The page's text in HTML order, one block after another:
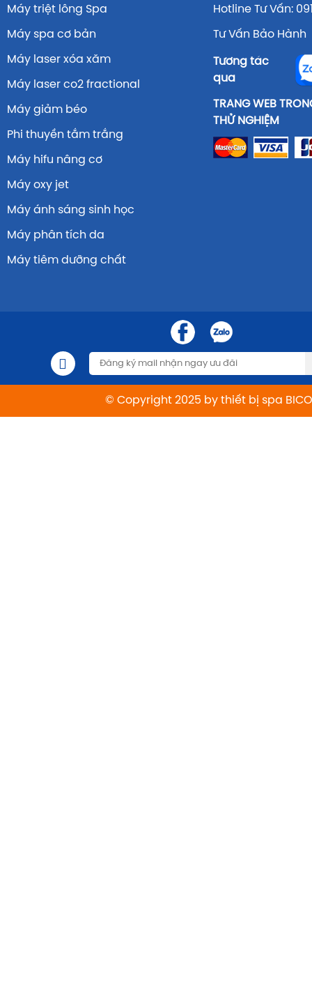
Máy triệt lông Spa
Máy spa cơ bản
Máy laser xóa xăm
Máy laser co2 fractional
Máy giảm béo
Phi thuyền tắm trắng
Máy hifu nâng cơ
Máy oxy jet
Máy ánh sáng sinh học
Máy phân tích da
Máy tiêm dưỡng chất
Hotline Tư Vấn:
Tư Vấn Bảo Hành
Tương tác
qua
TRANG WEB
THỬ NGHIỆM
© Copyright 2025 by thiết bị spa BICO